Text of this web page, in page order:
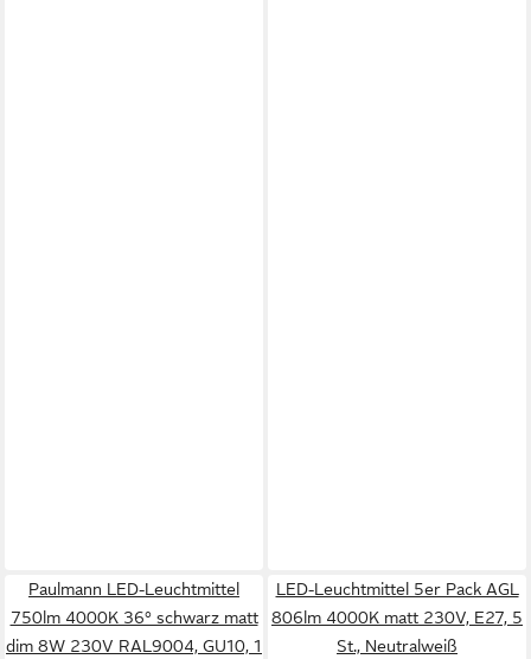
Paulmann LED-Leuchtmittel
750lm 4000K 36° schwarz matt
dim 8W 230V RAL9004, GU10, 1
LED-Leuchtmittel 5er Pack AGL
806lm 4000K matt 230V, E27, 5
St., Neutralweiß